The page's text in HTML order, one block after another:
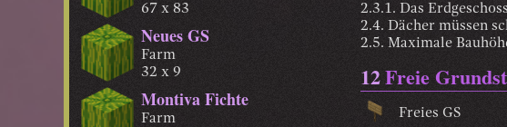
2.3.1. Das
2.4. Dächer müssen
2.5. Maximale
12Freie
Freies GS
67 x 83
Neues GS
Farm
32 x 9
Montiva Fichte
Farm